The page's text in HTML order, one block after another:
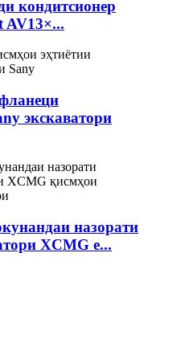
кондитсионер
AV13×...
экскаватори
назорати
XCMG e...